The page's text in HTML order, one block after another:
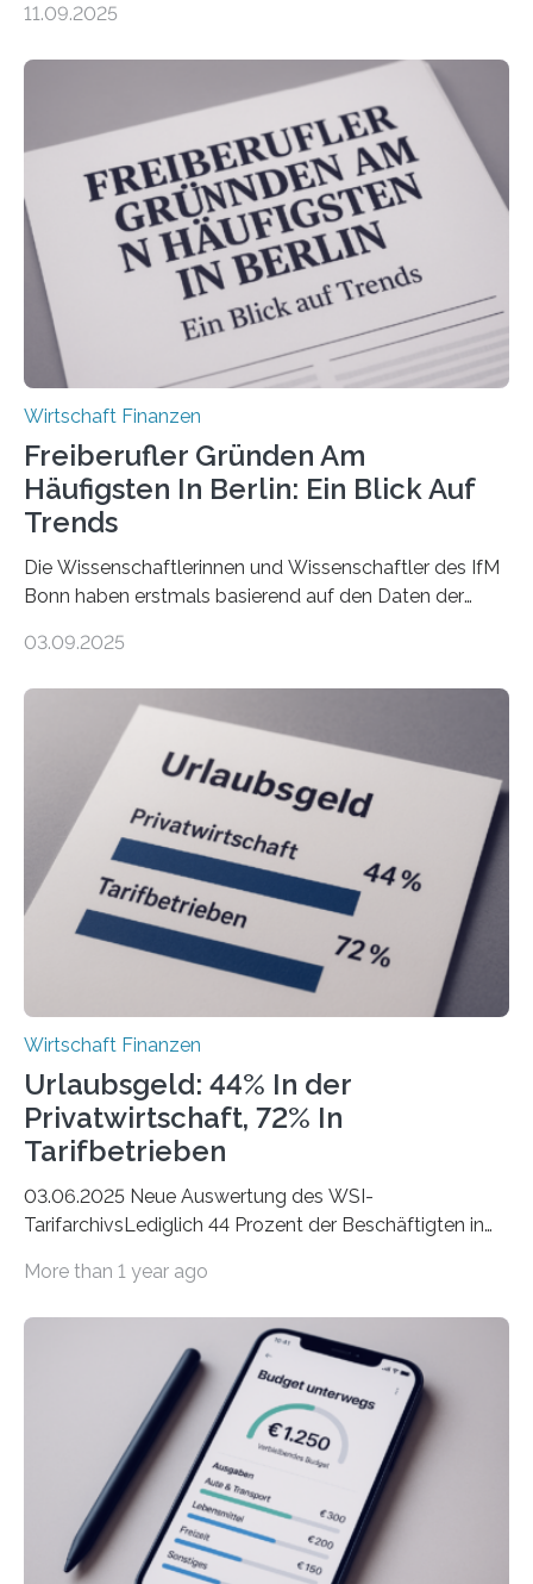
Dr. Matthias Beenken und Prof. Dr. Lukas Linnenbrink
Bundesverbands Deutscher Versicherungskaufleute e.V.
durchgeführt haben. Die Studie basiert auf den
Antworten von 1.440 selbstständigen
Versicherungsvertreter*innen und -makler*innen. Ein
Ergebnis: Deutlich mehr als die Hälfte der Befragten ist
über 50 Jahre alt und wird in den nächsten Jahren eine
Nachfolgeregelung benötigen. Aber nur ein Drittel hat
bereits Regelungen…
11.09.2025
Wirtschaft Finanzen
Freiberufler Gründen Am
Häufigsten In Berlin: Ein Blick Auf
Trends
Die Wissenschaftlerinnen und Wissenschaftler des IfM
Bonn haben erstmals basierend auf den Daten der
Landkreise mit den meisten Gründungen von
ist demnach Berlin. Betrachtet man nur die Gründungen
der Freiberuflerinnen, so liegt Leipzig an der Spitze. In
Berlin starteten in 2024 die meisten Personen in eine
eigene freiberufliche Existenz, dahinter folgten die
Städte Hamburg, München und Köln. Betrachtet man
hingegen die Existenzgründungsintensität – die Anzahl
der freiberuflichen Gründungen je…
03.09.2025
Wirtschaft Finanzen
Urlaubsgeld: 44% In der
Privatwirtschaft, 72% In
Tarifbetrieben
03.06.2025 Neue Auswertung des WSI-
TarifarchivsLediglich 44 Prozent der Beschäftigten in
tarifgebundenen Betrieben ist der Anteil mit 72 Prozent
Unterkünfte fast überall deutlich teurer geworden. Für
viele Beschäftigte ist deshalb das zumeist im Juni oder
Juli ausgezahlte Urlaubsgeld ein wichtiger Faktor, um
sich den wohlverdienten Jahresurlaub leisten zu
können. Allerdings erhält mit 44 Prozent noch nicht
einmal die Hälfte aller Beschäftigten in der
Privatwirtschaft Urlaubsgeld. Zu diesem…
More than 1 year ago